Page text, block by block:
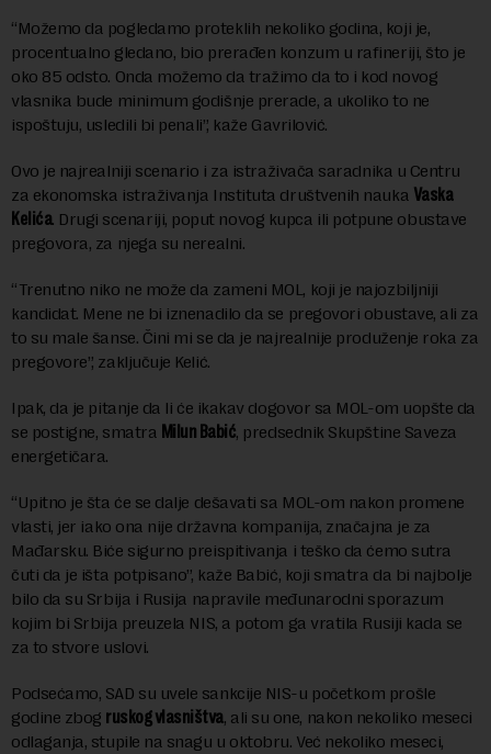
“Možemo da pogledamo proteklih nekoliko godina, koji je,
procentualno gledano, bio prerađen konzum u rafineriji, što je
oko 85 odsto. Onda možemo da tražimo da to i kod novog
vlasnika bude minimum godišnje prerade, a ukoliko to ne
ispoštuju, usledili bi penali”, kaže Gavrilović.
Ovo je najrealniji scenario i za istraživača saradnika u Centru
za ekonomska istraživanja Instituta društvenih nauka Vaska
Kelića. Drugi scenariji, poput novog kupca ili potpune obustave
pregovora, za njega su nerealni.
“Trenutno niko ne može da zameni MOL, koji je najozbiljniji
kandidat. Mene ne bi iznenadilo da se pregovori obustave, ali za
to su male šanse. Čini mi se da je najrealnije produženje roka za
pregovore”, zaključuje Kelić.
Ipak, da je pitanje da li će ikakav dogovor sa MOL-om uopšte da
se postigne, smatra Milun Babić, predsednik Skupštine Saveza
energetičara.
“Upitno je šta će se dalje dešavati sa MOL-om nakon promene
vlasti, jer iako ona nije državna kompanija, značajna je za
Mađarsku. Biće sigurno preispitivanja i teško da ćemo sutra
čuti da je išta potpisano”, kaže Babić, koji smatra da bi najbolje
bilo da su Srbija i Rusija napravile međunarodni sporazum
kojim bi Srbija preuzela NIS, a potom ga vratila Rusiji kada se
za to stvore uslovi.
Podsećamo, SAD su uvele sankcije NIS-u početkom prošle
godine zbog ruskog vlasništva, ali su one, nakon nekoliko meseci
odlaganja, stupile na snagu u oktobru. Već nekoliko meseci,